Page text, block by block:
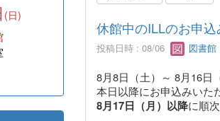
休館中のILLのお申
投稿日時 : 08/06 図書館
8月8日（土）～ 8月16日
本日以降にお申込みいた
8月17日（月）以降に順
(日)